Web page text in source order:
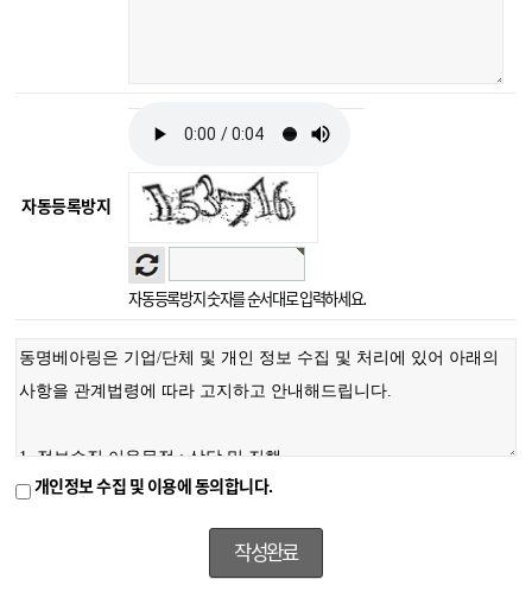
자동등록방지
자동등록방지 숫자를 순서대로 입력하세요.
개인정보 수집 및 이용에 동의합니다.